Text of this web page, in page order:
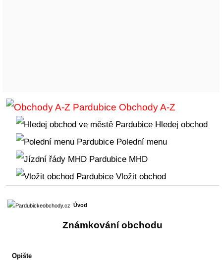
Obchody A-Z
Hledej obchod
Polední menu
MHD
Vložit obchod
Úvod
Známkování obchodu
Opište